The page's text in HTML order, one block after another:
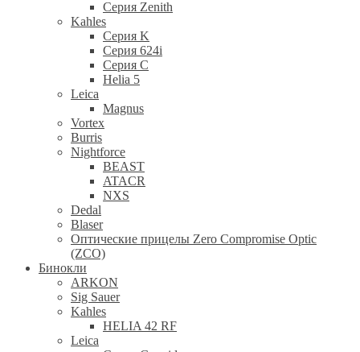
Cерия Zenith
Kahles
Серия K
Серия 624i
Серия С
Helia 5
Leica
Magnus
Vortex
Burris
Nightforce
BEAST
ATACR
NXS
Dedal
Blaser
Оптические прицелы Zero Compromise Optic
(ZCO)
Бинокли
ARKON
Sig Sauer
Kahles
HELIA 42 RF
Leica